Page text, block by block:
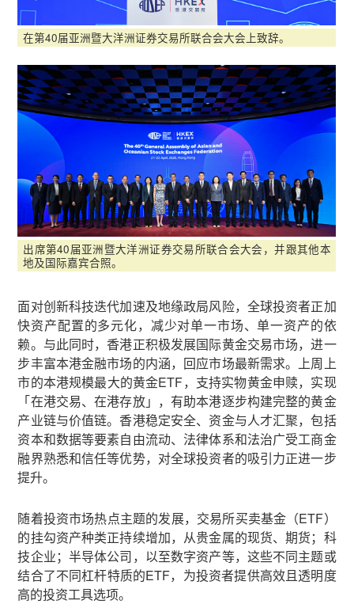
在第40届亚洲暨大洋洲证券交易所联合会大会上致辞。
出席第40届亚洲暨大洋洲证券交易所联合会大会，并跟其他本
地及国际嘉宾合照。
面对创新科技迭代加速及地缘政局风险，全球投资者正加
快资产配置的多元化，减少对单一市场、单一资产的依
赖。与此同时，香港正积极发展国际黄金交易市场，进一
步丰富本港金融市场的内涵，回应市场最新需求。上周上
市的本港规模最大的黄金ETF，支持实物黄金申赎，实现
「在港交易、在港存放」，有助本港逐步构建完整的黄金
产业链与价值链。香港稳定安全、资金与人才汇聚，包括
资本和数据等要素自由流动、法律体系和法治广受工商金
融界熟悉和信任等优势，对全球投资者的吸引力正进一步
提升。
随着投资市场热点主题的发展，交易所买卖基金（ETF）
的挂勾资产种类正持续增加，从贵金属的现货、期货；科
技企业；半导体公司，以至数字资产等，这些不同主题或
结合了不同杠杆特质的ETF，为投资者提供高效且透明度
高的投资工具选项。